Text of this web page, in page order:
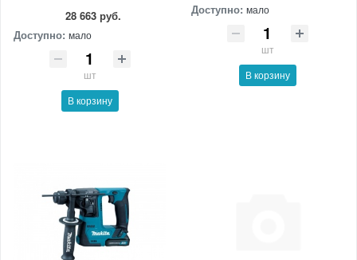
28 663 руб.
Доступно: мало
шт
В корзину
Доступно: мало
шт
В корзину